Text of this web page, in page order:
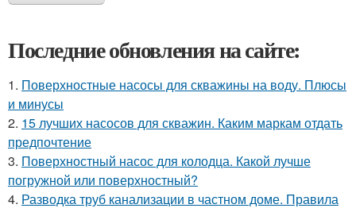
Последние обновления на сайте:
1. Поверхностные насосы для скважины на воду. Плюсы
и минусы
2. 15 лучших насосов для скважин. Каким маркам отдать
предпочтение
3. Поверхностный насос для колодца. Какой лучше
погружной или поверхностный?
4. Разводка труб канализации в частном доме. Правила